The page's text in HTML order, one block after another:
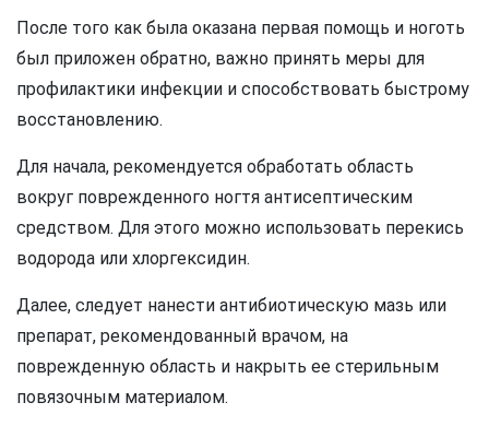
После того как была оказана первая помощь и ноготь
был приложен обратно, важно принять меры для
профилактики инфекции и способствовать быстрому
восстановлению.
Для начала, рекомендуется обработать область
вокруг поврежденного ногтя антисептическим
средством. Для этого можно использовать перекись
водорода или хлоргексидин.
Далее, следует нанести антибиотическую мазь или
препарат, рекомендованный врачом, на
поврежденную область и накрыть ее стерильным
повязочным материалом.